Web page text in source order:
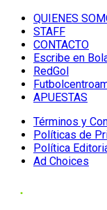
QUIENES
STAFF
CONTACTO
Escribe en
RedGol
APUESTAS
Términos y
Políticas de
Política
Ad Choices